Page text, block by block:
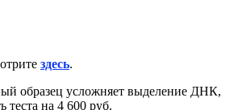
здесь.
образец усложняет выделение ДНК,
теста на 4 600 руб.